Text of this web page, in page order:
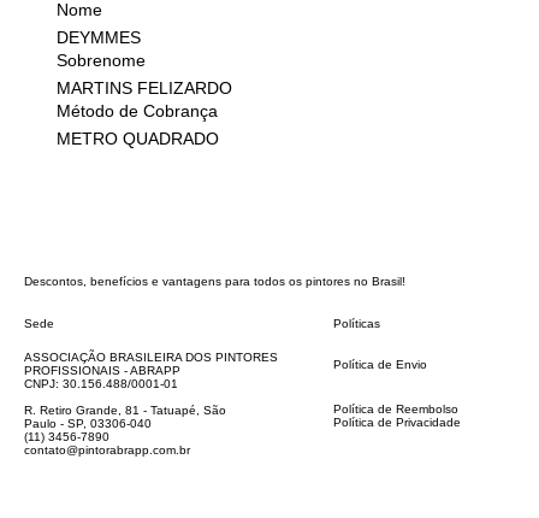
Nome
DEYMMES
Sobrenome
MARTINS FELIZARDO
Método de Cobrança
METRO QUADRADO
Descontos, benefícios e vantagens para todos os pintores no Brasil!
Sede
ASSOCIAÇÃO BRASILEIRA DOS PINTORES
PROFISSIONAIS - ABRAPP
CNPJ: 30.156.488/0001-01
R. Retiro Grande, 81 - Tatuapé, São
Paulo - SP, 03306-040
(11) 3456-7890
contato@pintorabrapp.com.br
Políticas
Política de Envio
Política de Reembolso
Política de Privacidade